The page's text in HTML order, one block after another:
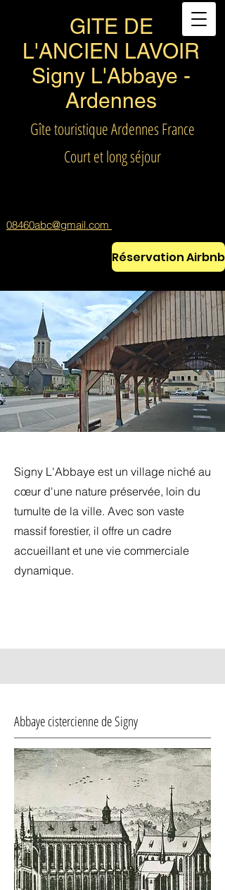
GITE DE
L'ANCIEN LAVOIR
Signy L'Abbaye -
Ardennes
Gîte touristique Ardennes France
Court et long séjour
08460abc@gmail.com
Réservation Airbnb
Signy L'Abbaye est un village niché au
cœur d'une nature préservée, loin du
tumulte de la ville. Avec son vaste
massif forestier, il offre un cadre
accueillant et une vie commerciale
dynamique.
Abbaye cistercienne de Signy